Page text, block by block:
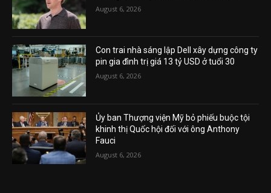
August 6, 2026
Con trai nhà sáng lập Dell xây dựng công ty
pin gia đình trị giá 13 tỷ USD ở tuổi 30
August 6, 2026
Ủy ban Thượng viện Mỹ bỏ phiếu buộc tội
khinh thị Quốc hội đối với ông Anthony
Fauci
August 6, 2026